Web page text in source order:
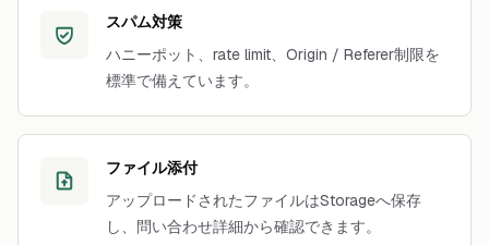
スパム対策
ハニーポット、rate limit、Origin / Referer制限を
標準で備えています。
ファイル添付
アップロードされたファイルはStorageへ保存
し、問い合わせ詳細から確認できます。